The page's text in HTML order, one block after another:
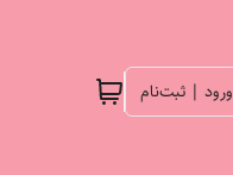
ورود | ثبت‌نام